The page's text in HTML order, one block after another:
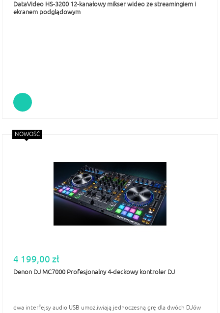
DataVideo HS-3200 12-kanałowy mikser wideo ze streamingiem i
ekranem podglądowym
NOWOŚĆ
4 199,00 zł
Denon DJ MC7000 Profesjonalny 4-deckowy kontroler DJ
dwa interfejsy audio USB umożliwiają jednoczesną grę dla dwóch DJów